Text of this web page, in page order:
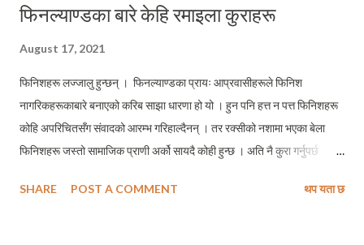
फिनल्याण्डका बारे केहि रमाइला कुराहरू
August 17, 2021
फिनिशहरू लज्जालु हुन्छन् । फिनल्याण्डका प्रायः आप्रवासीहरूले फिनिश
नागरिकहरूकाबारे बनाएको करिब साझा धारणा हो यो । हुन पनि हत्त न पत्त फिनिशहरू
कोहि अपरिचितसँग संवादको आरम्भ गरिहाल्दैनन् । तर रक्सीको नशामा भएका बेला
फिनिशहरू जस्तो सामाजिक प्राणी अर्को सायदै कोही हुन्छ । अति नै कुरा गर्नुपर्छ
जान्नुपर्ने थुप्रै विषयहरू छन् । जस्तै -- समयको परिपालना समयको परिपालना गर्ने
SHARE POST A COMMENT थप यता छ